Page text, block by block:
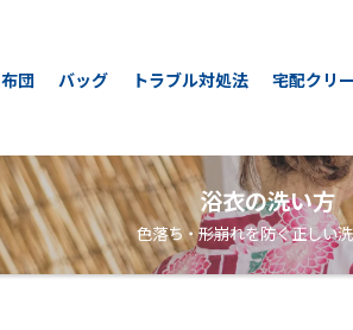
布団 バッグ トラブル対処法 宅配クリ
浴衣の洗い方
色落ち・形崩れを防ぐ正しい